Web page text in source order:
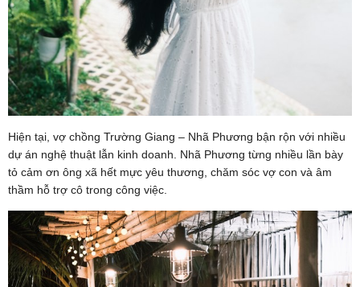
Hiện tại, vợ chồng Trường Giang – Nhã Phương bận rộn với nhiều
dự án nghệ thuật lẫn kinh doanh. Nhã Phương từng nhiều lần bày
tỏ cảm ơn ông xã hết mực yêu thương, chăm sóc vợ con và âm
thầm hỗ trợ cô trong công việc.